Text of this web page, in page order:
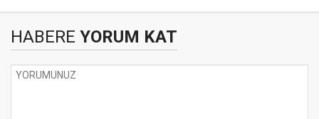
HABERE YORUM KAT